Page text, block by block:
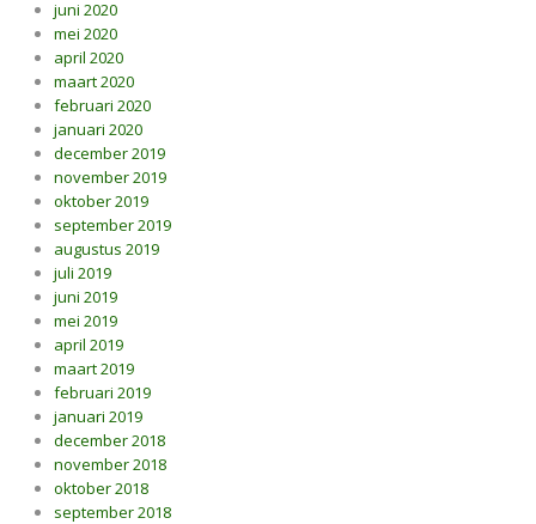
juni 2020
mei 2020
april 2020
maart 2020
februari 2020
januari 2020
december 2019
november 2019
oktober 2019
september 2019
augustus 2019
juli 2019
juni 2019
mei 2019
april 2019
maart 2019
februari 2019
januari 2019
december 2018
november 2018
oktober 2018
september 2018